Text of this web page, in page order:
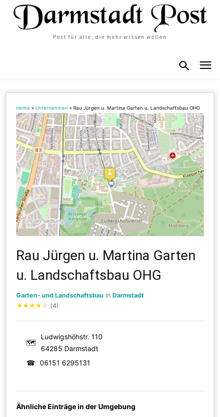
Post für alle, die mehr wissen wollen
Home »Unternehmen »Rau Jürgen u. Martina Garten u. Landschaftsbau OHG
Rau Jürgen u. Martina Garten
u. Landschaftsbau OHG
Garten- und Landschaftsbau inDarmstadt
★★★★ ☆ (4)
🗺
Ludwigshöhstr. 110
64285 Darmstadt
☎
06151 6295131
Ähnliche Einträge in der Umgebung